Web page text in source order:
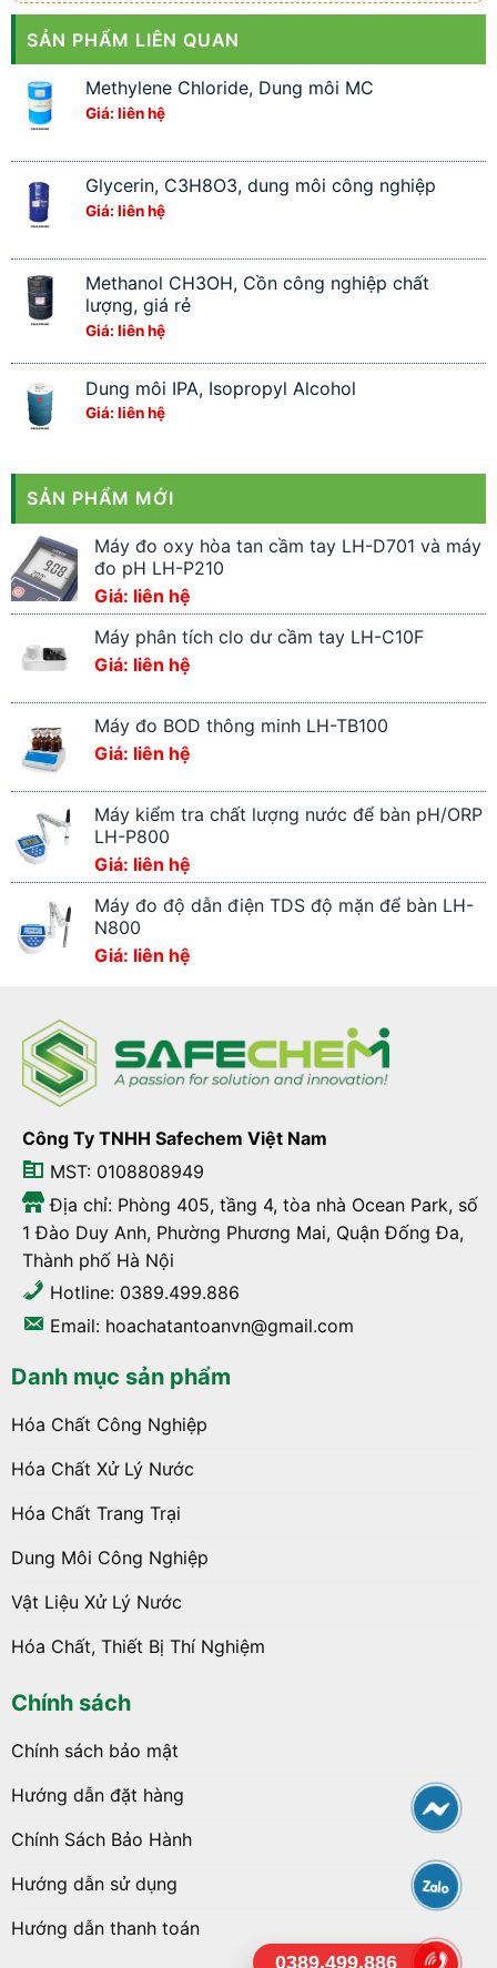
SẢN PHẨM LIÊN QUAN
Methylene Chloride, Dung môi MC
Giá: liên hệ
Glycerin, C3H8O3, dung môi công nghiệp
Giá: liên hệ
Methanol CH3OH, Cồn công nghiệp chất
lượng, giá rẻ
Giá: liên hệ
Dung môi IPA, Isopropyl Alcohol
Giá: liên hệ
SẢN PHẨM MỚI
Máy đo oxy hòa tan cầm tay LH-D701 và máy
đo pH LH-P210
Giá: liên hệ
Máy phân tích clo dư cầm tay LH-C10F
Giá: liên hệ
Máy đo BOD thông minh LH-TB100
Giá: liên hệ
Máy kiểm tra chất lượng nước để bàn pH/ORP
LH-P800
Giá: liên hệ
Máy đo độ dẫn điện TDS độ mặn để bàn LH-
N800
Giá: liên hệ
Công Ty TNHH Safechem Việt Nam
MST: 0108808949
Địa chỉ: Phòng 405, tầng 4, tòa nhà Ocean Park, số
1 Đào Duy Anh, Phường Phương Mai, Quận Đống Đa,
Thành phố Hà Nội
Hotline: 0389.499.886
Email: hoachatantoanvn@gmail.com
Danh mục sản phẩm
Hóa Chất Công Nghiệp
Hóa Chất Xử Lý Nước
Hóa Chất Trang Trại
Dung Môi Công Nghiệp
Vật Liệu Xử Lý Nước
Hóa Chất, Thiết Bị Thí Nghiệm
Chính sách
Chính sách bảo mật
Hướng dẫn đặt hàng
Chính Sách Bảo Hành
Hướng dẫn sử dụng
Hướng dẫn thanh toán
0389.499.886